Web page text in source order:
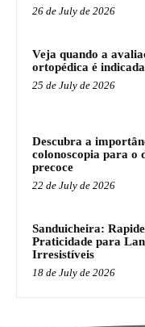
26 de July de 2026
Veja quando a
ortopédica é indicada
25 de July de 2026
Descubra a
colonoscopia para o
precoce
22 de July de 2026
Sanduicheira:
Praticidade para
Irresistíveis
18 de July de 2026